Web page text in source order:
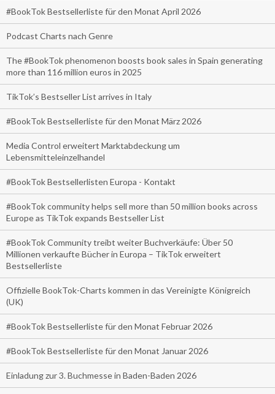
#BookTok Bestsellerliste für den Monat April 2026
Podcast Charts nach Genre
The #BookTok phenomenon boosts book sales in Spain generating
more than 116 million euros in 2025
TikTok’s Bestseller List arrives in Italy
#BookTok Bestsellerliste für den Monat März 2026
Media Control erweitert Marktabdeckung um
Lebensmitteleinzelhandel
#BookTok Bestsellerlisten Europa - Kontakt
#BookTok community helps sell more than 50 million books across
Europe as TikTok expands Bestseller List
#BookTok Community treibt weiter Buchverkäufe: Über 50
Millionen verkaufte Bücher in Europa – TikTok erweitert
Bestsellerliste
Offizielle BookTok-Charts kommen in das Vereinigte Königreich
(UK)
#BookTok Bestsellerliste für den Monat Februar 2026
#BookTok Bestsellerliste für den Monat Januar 2026
Einladung zur 3. Buchmesse in Baden-Baden 2026